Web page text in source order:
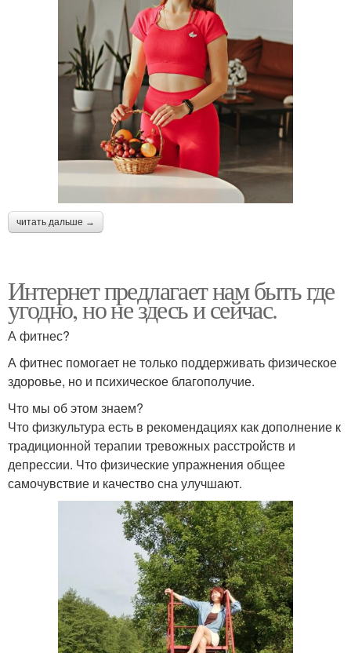
читать дальше →
Интернет предлагает нам быть где
угодно, но не здесь и сейчас.
А фитнес?
А фитнес помогает не только поддерживать физическое
здоровье, но и психическое благополучие.
Что мы об этом знаем?
Что физкультура есть в рекомендациях как дополнение к
традиционной терапии тревожных расстройств и
депрессии. Что физические упражнения общее
самочувствие и качество сна улучшают.